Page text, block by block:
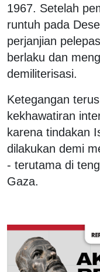
1967. Setelah
runtuh pada
perjanjian
berlaku dan
demiliterisasi.
Ketegangan
kekhawatiran
karena tindakan
dilakukan demi
- terutama di
Gaza.